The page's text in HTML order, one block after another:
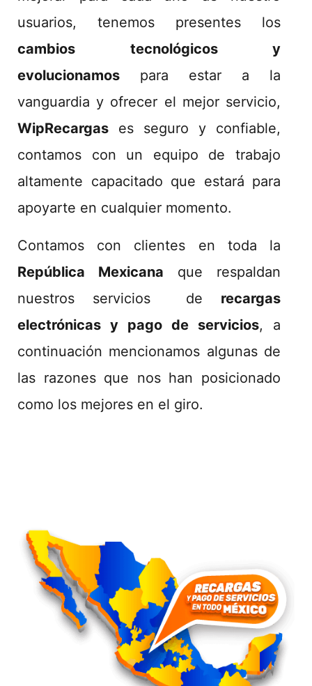
usuarios, tenemos presentes los
cambios tecnológicos y
evolucionamos para estar a la
vanguardia y ofrecer el mejor servicio,
WipRecargas es seguro y confiable,
contamos con un equipo de trabajo
altamente capacitado que estará para
apoyarte en cualquier momento.
Contamos con clientes en toda la
República Mexicana que respaldan
nuestros servicios de recargas
electrónicas y pago de servicios, a
continuación mencionamos algunas de
las razones que nos han posicionado
como los mejores en el giro.